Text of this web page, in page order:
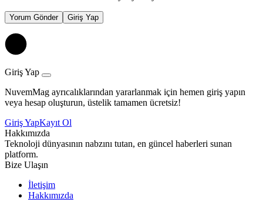
Yorum Gönder Giriş Yap
Giriş Yap
NuvemMag ayrıcalıklarından yararlanmak için hemen giriş yapın
veya hesap oluşturun, üstelik tamamen ücretsiz!
Giriş YapKayıt Ol
Hakkımızda
Teknoloji dünyasının nabzını tutan, en güncel haberleri sunan
platform.
Bize Ulaşın
İletişim
Hakkımızda